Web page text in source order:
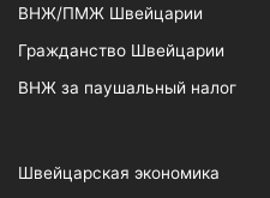
ВНЖ/ПМЖ Швейцарии
Гражданство Швейцарии
ВНЖ за паушальный налог
Швейцарская экономика